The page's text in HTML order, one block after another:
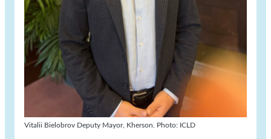
Vitalii Bielobrov Deputy Mayor, Kherson. Photo: ICLD